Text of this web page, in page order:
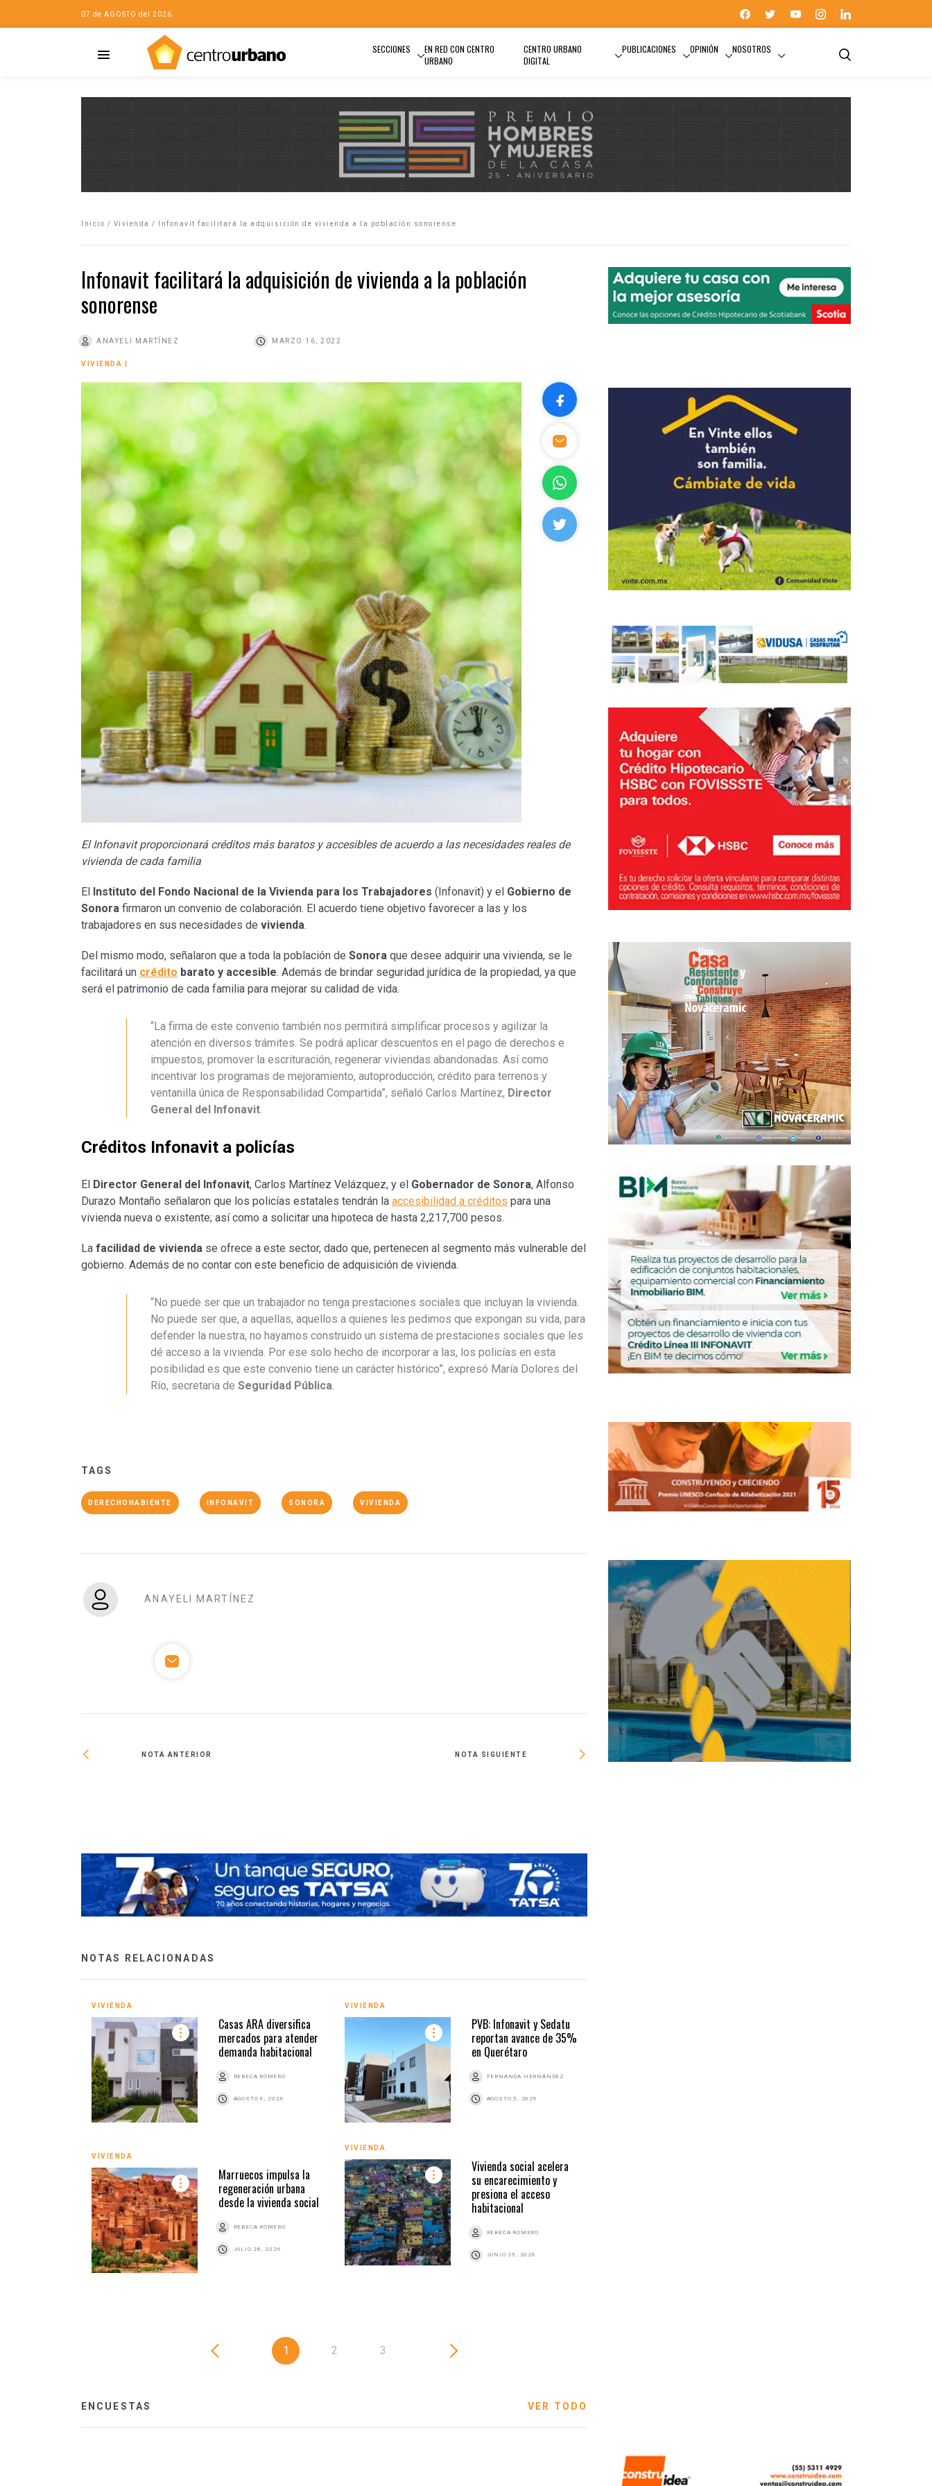
07 de AGOSTO del 2026
SECCIONES
EN RED CON CENTRO
URBANO
CENTRO URBANO
DIGITAL
PUBLICACIONES OPINIÓN NOSOTROS
Inicio / Vivienda / Infonavit facilitará la adquisición de vivienda a la población sonorense
Infonavit facilitará la adquisición de vivienda a la población
sonorense
ANAYELI MARTÍNEZ MARZO 16, 2022
VIVIENDA
El Infonavit proporcionará créditos más baratos y accesibles de acuerdo a las necesidades reales de
vivienda de cada familia
El Instituto del Fondo Nacional de la Vivienda para los Trabajadores (Infonavit) y el Gobierno de
Sonora firmaron un convenio de colaboración. El acuerdo tiene objetivo favorecer a las y los
trabajadores en sus necesidades de vivienda.
Del mismo modo, señalaron que a toda la población de Sonora que desee adquirir una vivienda, se le
facilitará un crédito barato y accesible. Además de brindar seguridad jurídica de la propiedad, ya que
será el patrimonio de cada familia para mejorar su calidad de vida.
“La firma de este convenio también nos permitirá simplificar procesos y agilizar la
atención en diversos trámites. Se podrá aplicar descuentos en el pago de derechos e
impuestos, promover la escrituración, regenerar viviendas abandonadas. Así como
incentivar los programas de mejoramiento, autoproducción, crédito para terrenos y
ventanilla única de Responsabilidad Compartida”, señaló Carlos Martínez, Director
General del Infonavit.
Créditos Infonavit a policías
El Director General del Infonavit, Carlos Martínez Velázquez, y el Gobernador de Sonora, Alfonso
Durazo Montaño señalaron que los policías estatales tendrán la accesibilidad a créditos para una
vivienda nueva o existente; así como a solicitar una hipoteca de hasta 2,217,700 pesos.
La facilidad de vivienda se ofrece a este sector, dado que, pertenecen al segmento más vulnerable del
gobierno. Además de no contar con este beneficio de adquisición de vivienda.
“No puede ser que un trabajador no tenga prestaciones sociales que incluyan la vivienda.
No puede ser que, a aquellas, aquellos a quienes les pedimos que expongan su vida, para
defender la nuestra, no hayamos construido un sistema de prestaciones sociales que les
dé acceso a la vivienda. Por ese solo hecho de incorporar a las, los policías en esta
posibilidad es que este convenio tiene un carácter histórico”, expresó María Dolores del
Río, secretaria de Seguridad Pública.
TAGS
DERECHOHABIENTE INFONAVIT SONORA VIVIENDA
ANAYELI MARTÍNEZ
NOTA ANTERIOR NOTA SIGUIENTE
NOTAS RELACIONADAS
VIVIENDA
Casas ARA diversifica
mercados para atender
demanda habitacional
REBECA ROMERO
AGOSTO 6, 2026
VIVIENDA
PVB: Infonavit y Sedatu
reportan avance de 35%
en Querétaro
FERNANDA HERNÁNDEZ
AGOSTO 5, 2026
VIVIENDA
Marruecos impulsa la
regeneración urbana
desde la vivienda social
REBECA ROMERO
JULIO 28, 2026
VIVIENDA
Vivienda social acelera
su encarecimiento y
presiona el acceso
habitacional
REBECA ROMERO
JUNIO 29, 2026
1 2 3
ENCUESTAS VER TODO